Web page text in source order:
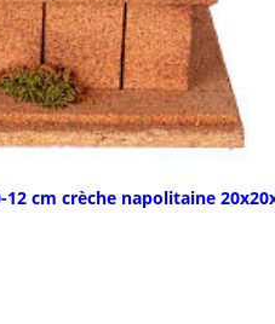
cm crèche napolitaine